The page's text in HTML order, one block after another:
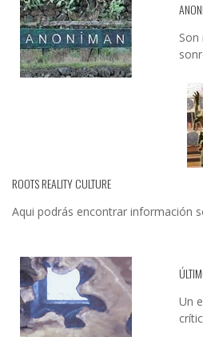
ROOTS REALITY CULTURE
Aqui podrás encontrar información
Un